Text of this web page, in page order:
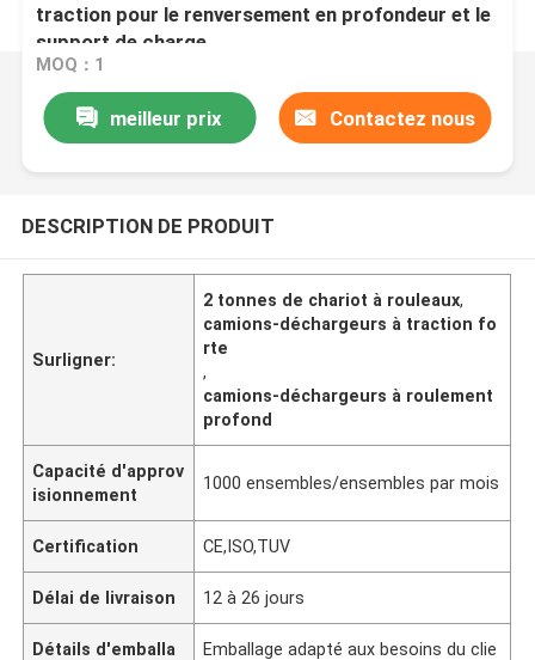
traction pour le renversement en profondeur et le
support de charge
MOQ：1
meilleur prix Contactez nous
DESCRIPTION DE PRODUIT
Surligner:
2 tonnes de chariot à rouleaux,
camions-déchargeurs à traction fo
rte
,
camions-déchargeurs à roulement
profond
Capacité d'approv
isionnement
1000 ensembles/ensembles par mois
Certification CE,ISO,TUV
Délai de livraison 12 à 26 jours
Détails d'emballa
Emballage adapté aux besoins du clie